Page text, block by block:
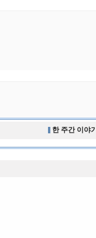
한 주간 이야